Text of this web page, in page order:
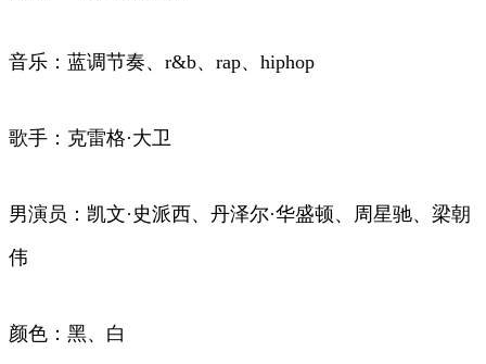
音乐：蓝调节奏、r&b、rap、hiphop
歌手：克雷格·大卫
男演员：凯文·史派西、丹泽尔·华盛顿、周星驰、梁朝
伟
颜色：黑、白